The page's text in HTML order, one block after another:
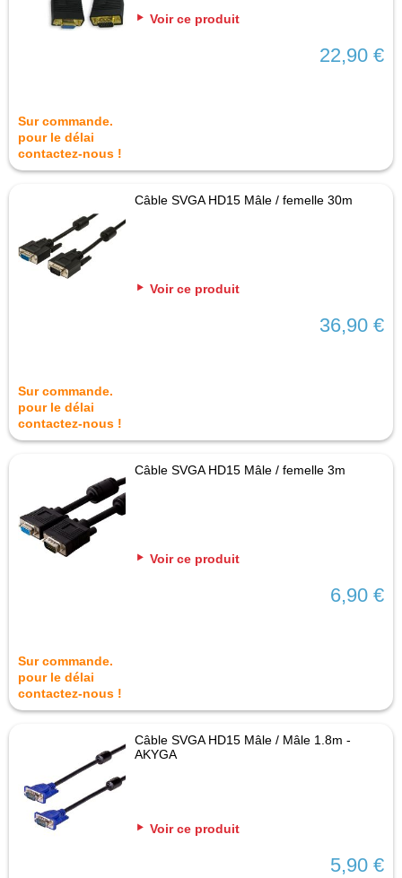
Voir ce produit
22,90 €
Sur commande.
pour le délai
contactez-nous !
Câble SVGA HD15 Mâle / femelle 30m
Voir ce produit
36,90 €
Sur commande.
pour le délai
contactez-nous !
Câble SVGA HD15 Mâle / femelle 3m
Voir ce produit
6,90 €
Sur commande.
pour le délai
contactez-nous !
Câble SVGA HD15 Mâle / Mâle 1.8m -
AKYGA
Voir ce produit
5,90 €